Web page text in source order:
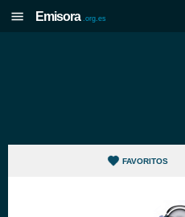
Emisora .org.es
FAVORITOS